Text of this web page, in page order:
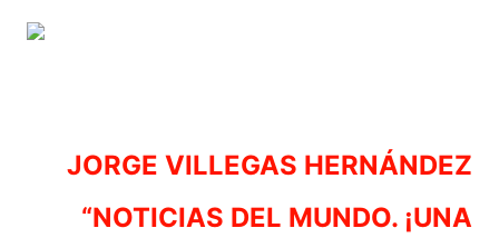
JORGE VILLEGAS HERNÁNDEZ
“NOTICIAS DEL MUNDO. ¡UNA